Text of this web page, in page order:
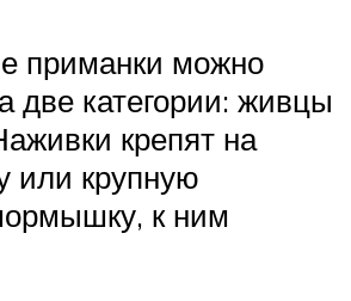
приманки можно
две категории: живцы
крепят на
или крупную
к ним